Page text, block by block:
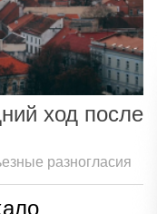
ход после
разногласия